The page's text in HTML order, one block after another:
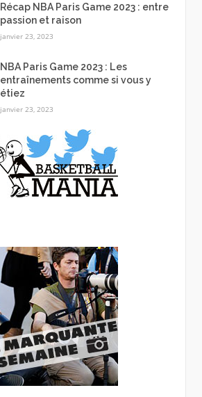
Récap NBA Paris Game 2023 : entre
passion et raison
janvier 23, 2023
NBA Paris Game 2023 : Les
entraînements comme si vous y
étiez
janvier 23, 2023